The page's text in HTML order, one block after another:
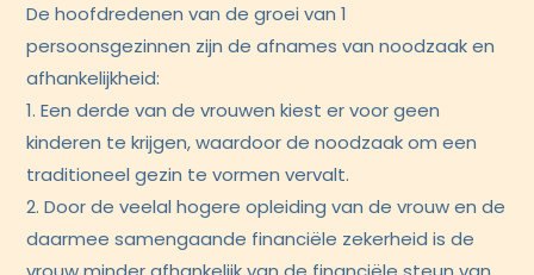
De hoofdredenen van de groei van 1
persoonsgezinnen zijn de afnames van noodzaak en
afhankelijkheid:
1. Een derde van de vrouwen kiest er voor geen
kinderen te krijgen, waardoor de noodzaak om een
traditioneel gezin te vormen vervalt.
2. Door de veelal hogere opleiding van de vrouw en de
daarmee samengaande financiële zekerheid is de